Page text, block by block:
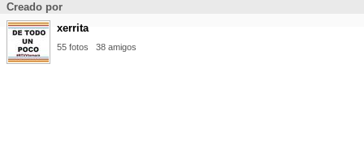
Creado por
xerrita
55 fotos 38 amigos